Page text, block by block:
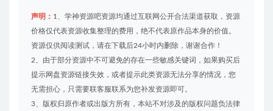
声明： 1、学神资源吧资源均通过互联网公开合法渠道获取，资源
价格仅代表资源收集整理的费用，绝不代表原作品本身的价值。
资源仅供阅读测试，请在下载后24小时内删除，谢谢合作！
2、由于部分资源中不可避免的存在一些敏感关键词，如果购买后
提示网盘资源链接失效，或者提示此类资源无法分享的情况，您
无需担心，只需要联客服联系为您补发资源即可。
3、版权归原作者或出版方所有，本站不对涉及的版权问题负法律